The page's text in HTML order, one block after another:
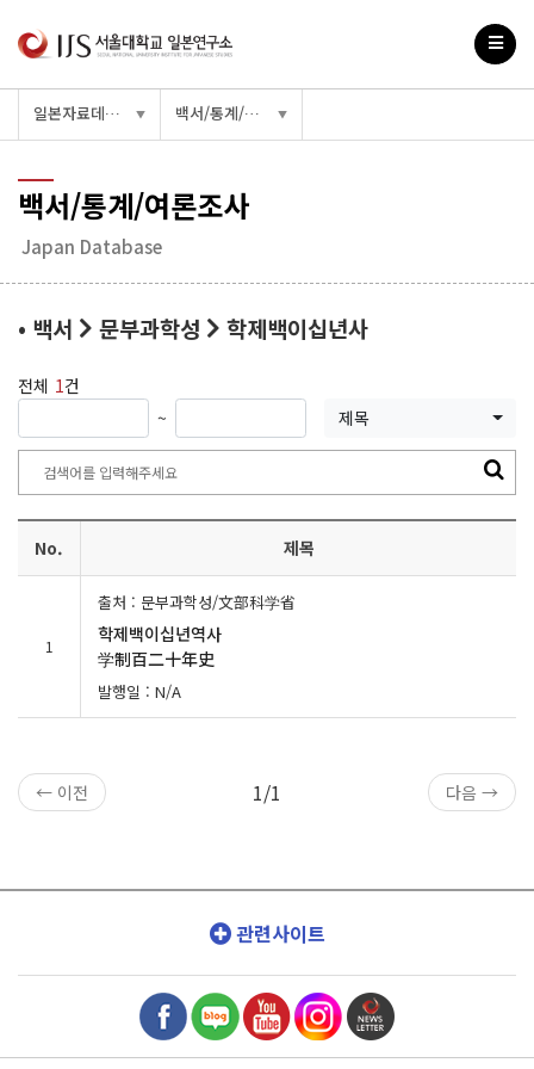
일본자료데이터베이스 ▼ 백서/통계/여론조사 ▼
백서/통계/여론조사
Japan Database
• 백서 문부과학성 학제백이십년사
전체 1건
~
제목
No. 제목
1
출처 : 문부과학성/文部科学省
학제백이십년역사
学制百二十年史
발행일 : N/A
← 이전 1/1 다음 →
관련사이트